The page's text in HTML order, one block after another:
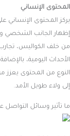
المحتوى الإنساني
يركز المحتوى
إظهار الجانب الشخصي
من خلف الكواليس،
الأحداث اليومية،
النوع من المحتوى يعزز
إلى ولاء طويل الأمد.
ما تأثير وسائل